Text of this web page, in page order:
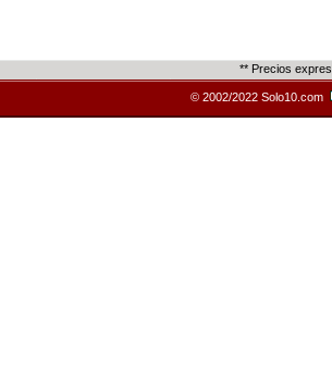
** Precios
© 2002/2022 Solo10.com